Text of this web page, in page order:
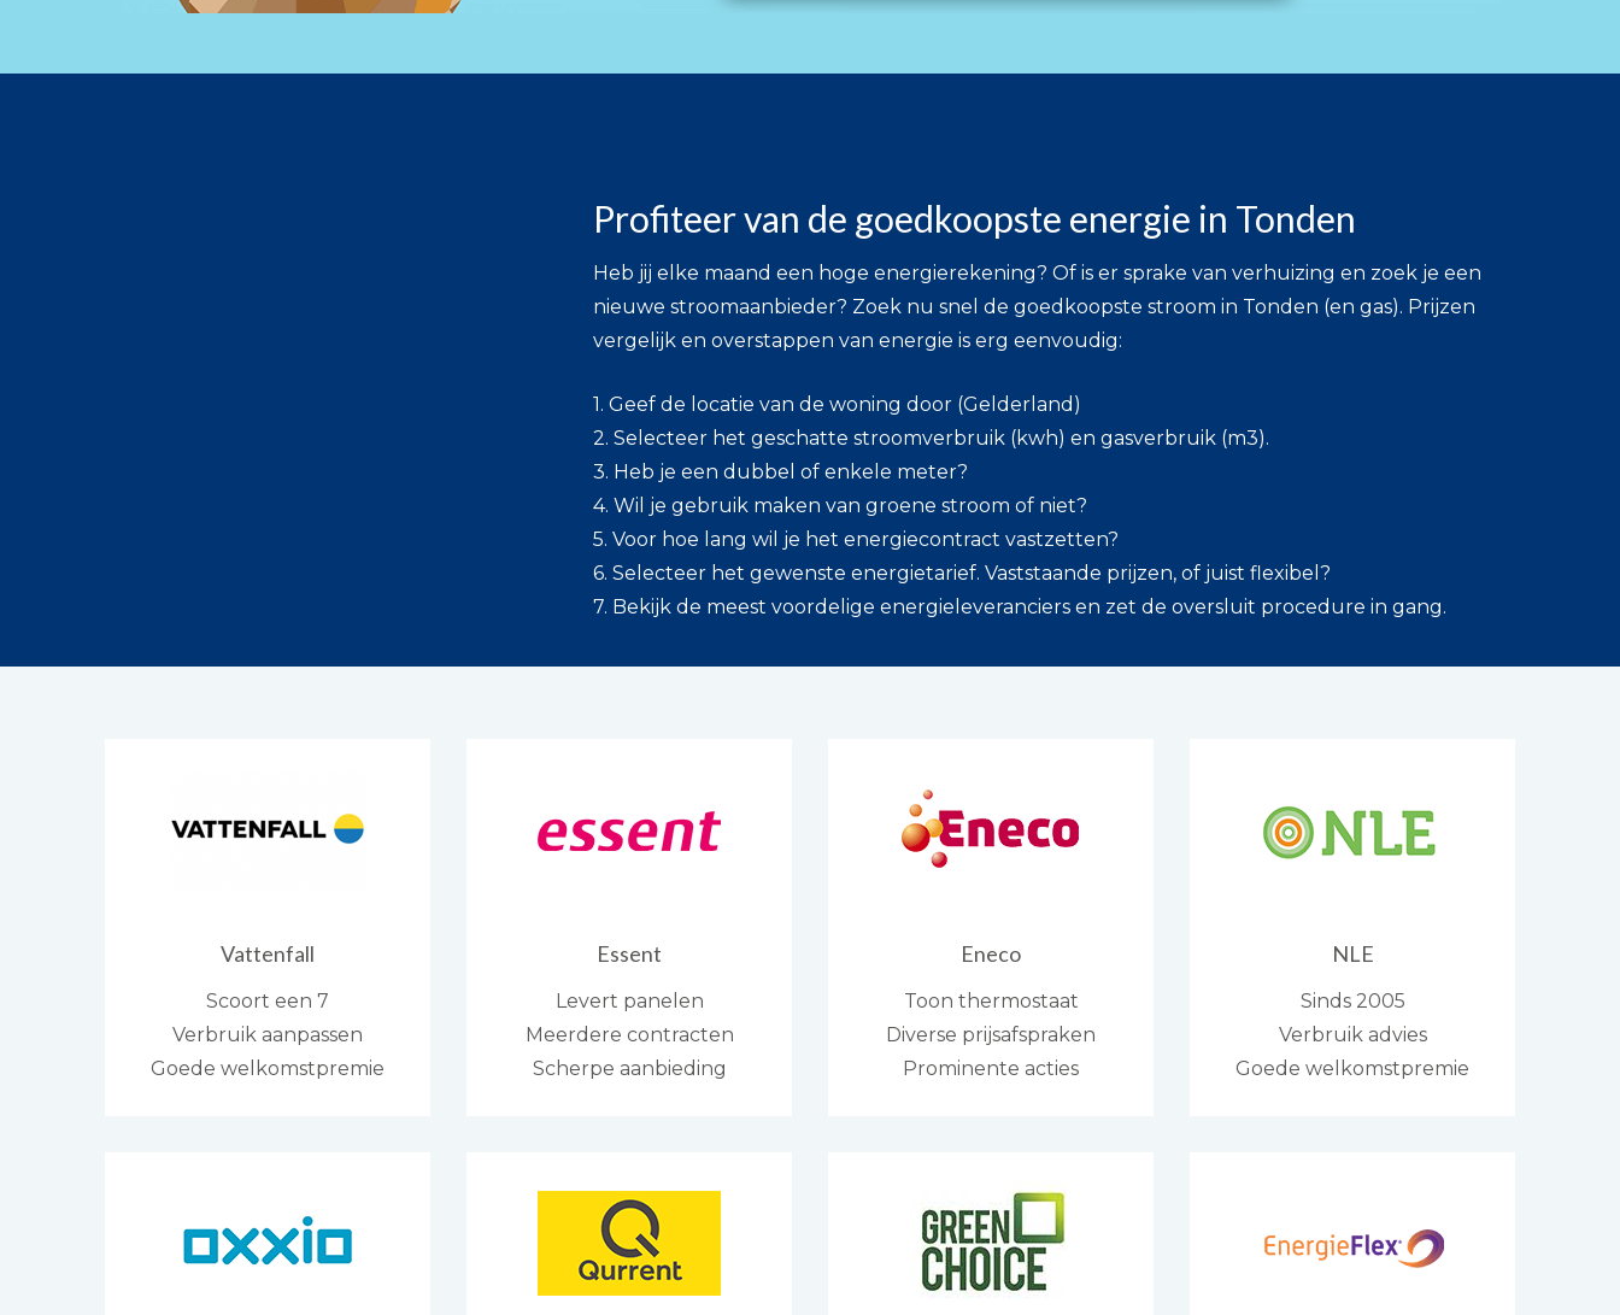
Profiteer van de goedkoopste energie in Tonden
Heb jij elke maand een hoge energierekening? Of is er sprake van verhuizing en zoek je een
nieuwe stroomaanbieder? Zoek nu snel de goedkoopste stroom in Tonden (en gas). Prijzen
vergelijk en overstappen van energie is erg eenvoudig:
1. Geef de locatie van de woning door (Gelderland)
2. Selecteer het geschatte stroomverbruik (kwh) en gasverbruik (m3).
3. Heb je een dubbel of enkele meter?
4. Wil je gebruik maken van groene stroom of niet?
5. Voor hoe lang wil je het energiecontract vastzetten?
6. Selecteer het gewenste energietarief. Vaststaande prijzen, of juist flexibel?
7. Bekijk de meest voordelige energieleveranciers en zet de oversluit procedure in gang.
Vattenfall
Scoort een 7
Verbruik aanpassen
Goede welkomstpremie
Essent
Levert panelen
Meerdere contracten
Scherpe aanbieding
Eneco
Toon thermostaat
Diverse prijsafspraken
Prominente acties
NLE
Sinds 2005
Verbruik advies
Goede welkomstpremie